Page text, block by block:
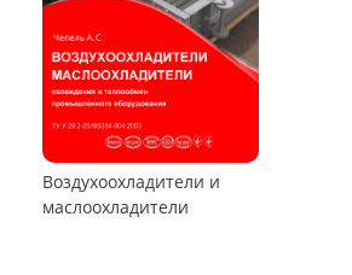
Пылеуловители ФРИР
ТЕПЛООБМЕННОЕ